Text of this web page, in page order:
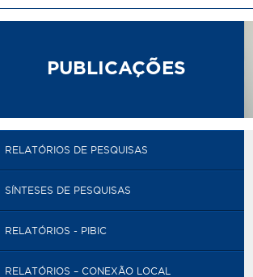
PUBLICAÇÕES
RELATÓRIOS DE PESQUISAS
SÍNTESES DE PESQUISAS
RELATÓRIOS - PIBIC
RELATÓRIOS – CONEXÃO LOCAL